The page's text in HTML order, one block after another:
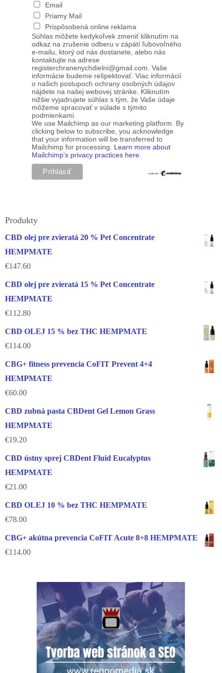
Email
Priamy Mail
Prispôsobená online reklama
Súhlas môžete kedykoľvek zmeniť kliknutím na
odkaz na zrušenie odberu v zápätí ľubovoľného
e-mailu, ktorý od nás dostanete, alebo nás
kontaktujte na adrese
registerchranenychdielni@gmail.com. Vaše
informácie budeme rešpektovať. Viac informácií
o našich postupoch ochrany osobných údajov
nájdete na našej webovej stránke. Kliknutím
nižšie vyjadrujete súhlas s tým, že Vaše údaje
môžeme spracovať v súlade s týmito
podmienkami.
We use Mailchimp as our marketing platform. By
clicking below to subscribe, you acknowledge
that your information will be transferred to
Mailchimp for processing. Learn more about
Mailchimp's privacy practices here.
Produkty
CBD olej pre zvieratá 20 % Pet Concentrate
HEMPMATE
€147.60
CBD olej pre zvieratá 15 % Pet Concentrate
HEMPMATE
€112.80
CBD OLEJ 15 % bez THC HEMPMATE
€114.00
CBG+ fitness prevencia CoFIT Prevent 4+4
HEMPMATE
€60.00
CBD zubná pasta CBDent Gel Lemon Grass
HEMPMATE
€19.20
CBD ústny sprej CBDent Fluid Eucalyptus
HEMPMATE
€21.00
CBD OLEJ 10 % bez THC HEMPMATE
€78.00
CBG+ akútna prevencia CoFIT Acute 8+8 HEMPMATE
€114.00